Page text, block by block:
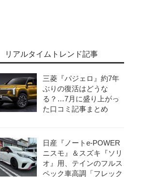
リアルタイムトレンド記事
三菱『パジェロ』約7年
ぶりの復活はどうな
る？…7月に盛り上がっ
た口コミ記事まとめ
日産『ノートe-POWER
ニスモ』＆スズキ『ソリ
オ』用、テインのフルス
ペック車高調「フレック